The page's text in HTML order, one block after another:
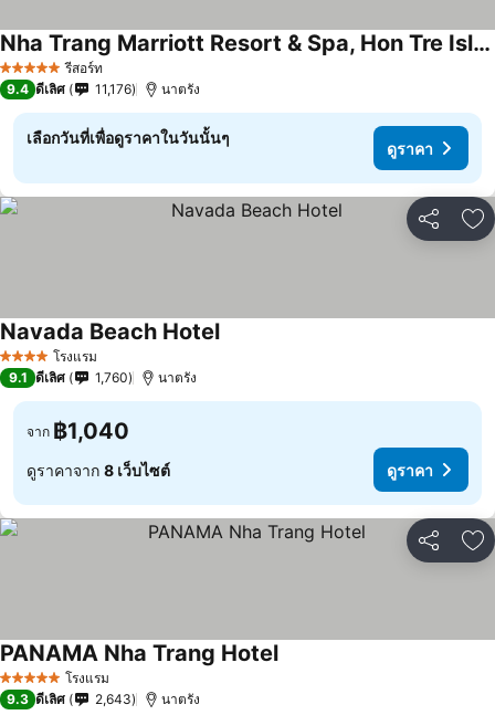
5 ดาว รีสอร์ท
Nha Trang Marriott Resort & Spa, Hon Tre Island
9.4 ดีเลิศ 11,176 นาตรัง
เลือกวันที่เพื่อดูราคาในวันนั้นๆ
ดูราคา
แชร์ เ
4 ดาว โรงแรม
Navada Beach Hotel
9.1 ดีเลิศ 1,760 นาตรัง
จาก ฿1,040
ดูราคาจาก 8 เว็บไซต์ ดูราคา
แชร์ เ
5 ดาว โรงแรม
PANAMA Nha Trang Hotel
9.3 ดีเลิศ 2,643 นาตรัง